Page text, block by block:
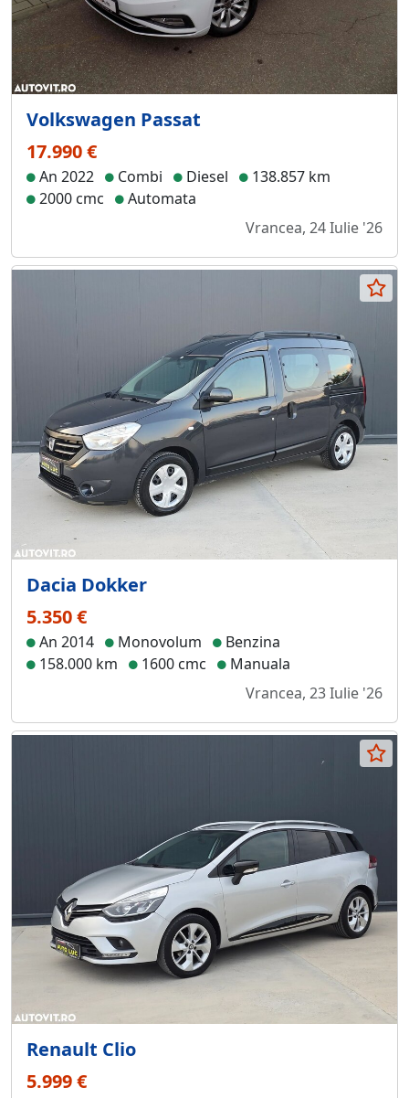
Volkswagen Passat
17.990 €
An 2022 Combi Diesel
138.857 km
2000 cmc
Automata
Vrancea, 24 Iulie '26
Dacia Dokker
5.350 €
An 2014 Monovolum
Benzina
158.000 km
1600 cmc
Manuala
Vrancea, 23 Iulie '26
Renault Clio
5.999 €